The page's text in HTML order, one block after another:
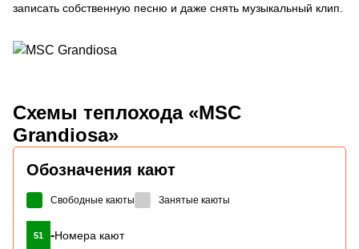
записать собственную песню и даже снять музыкальный клип.
Схемы теплохода «MSC
Grandiosa»
Обозначения кают
Свободные каюты Занятые каюты
51 -Номера кают